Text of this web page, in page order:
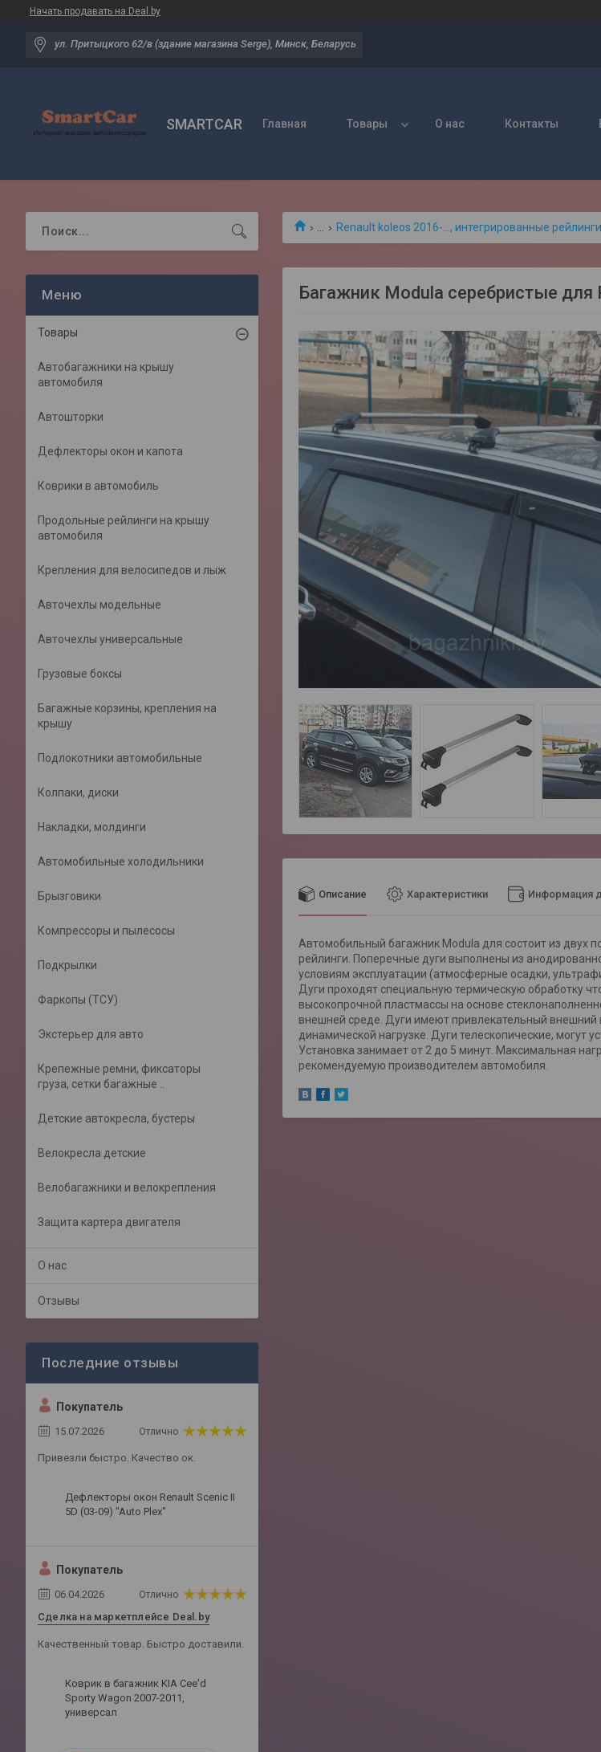
Начать продавать на Deal.by
ул. Притыцкого 62/в (здание магазина Serge), Минск, Беларусь
SMARTCAR Главная Товары О нас Контакты
Renault koleos 2016-..., интегрированные рейлинги
Багажник Modula серебристые для
Описание Характеристики Информация
Автомобильный багажник Modula для состоит из двух
рейлинги. Поперечные дуги выполнены из
условиям эксплуатации (атмосферные осадки,
Дуги проходят специальную термическую обработку
высокопрочной пластмассы на основе
внешней среде. Дуги имеют привлекательный
динамической нагрузке. Дуги телескопические, могут
Установка занимает от 2 до 5 минут. Максимальная
рекомендуемую производителем автомобиля.
Товары
Автобагажники на крышу
автомобиля
Автошторки
Дефлекторы окон и капота
Коврики в автомобиль
Продольные рейлинги на крышу
автомобиля
Крепления для велосипедов и лыж
Авточехлы модельные
Авточехлы универсальные
Грузовые боксы
Багажные корзины, крепления на
крышу
Подлокотники автомобильные
Колпаки, диски
Накладки, молдинги
Автомобильные холодильники
Брызговики
Компрессоры и пылесосы
Подкрылки
Фаркопы (ТСУ)
Экстерьер для авто
Крепежные ремни, фиксаторы
груза, сетки багажные ..
Детские автокресла, бустеры
Велокресла детские
Велобагажники и велокрепления
Защита картера двигателя
О нас
Отзывы
Покупатель
15.07.2026 Отлично
Привезли быстро. Качество ок.
Дефлекторы окон Renault Scenic II
5D (03-09) "Auto Plex"
Покупатель
06.04.2026 Отлично
Сделка на маркетплейсе Deal.by
Качественный товар. Быстро доставили.
Коврик в багажник KIA Cee'd
Sporty Wagon 2007-2011,
универсал